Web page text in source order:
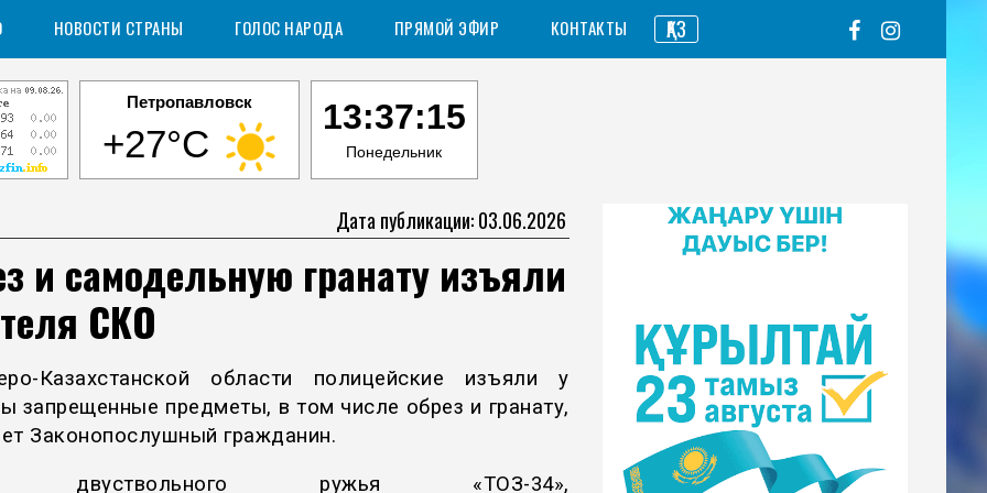
НОВОСТИ СТРАНЫ ГОЛОС НАРОДА ПРЯМОЙ ЭФИР КОНТАКТЫ ҚАЗ
Петропавловск
+27°C
13:37:15
Понедельник
Дата публикации: 03.06.2026
и самодельную гранату изъяли
СКО
Казахстанской области полицейские изъяли у
запрещенные предметы, в том числе обрез и гранату,
Законопослушный гражданин.
двуствольного ружья «ТОЗ-34»,